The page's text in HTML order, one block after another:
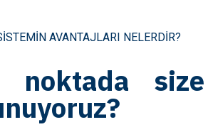
AVANTAJLARI NELERDİR?
noktada size